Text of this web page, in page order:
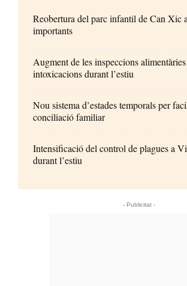
Reobertura del parc infantil de Can Xic
importants
Augment de les inspeccions
intoxicacions durant l’estiu
Nou sistema d’estades temporals per
conciliació familiar
Intensificació del control de plagues a
durant l’estiu
- Publicitat -